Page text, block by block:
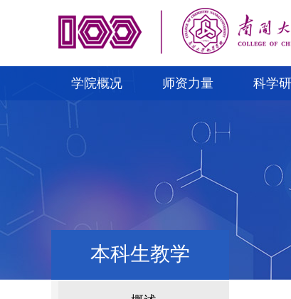
学院概况 师资力量 科学
本科生教学